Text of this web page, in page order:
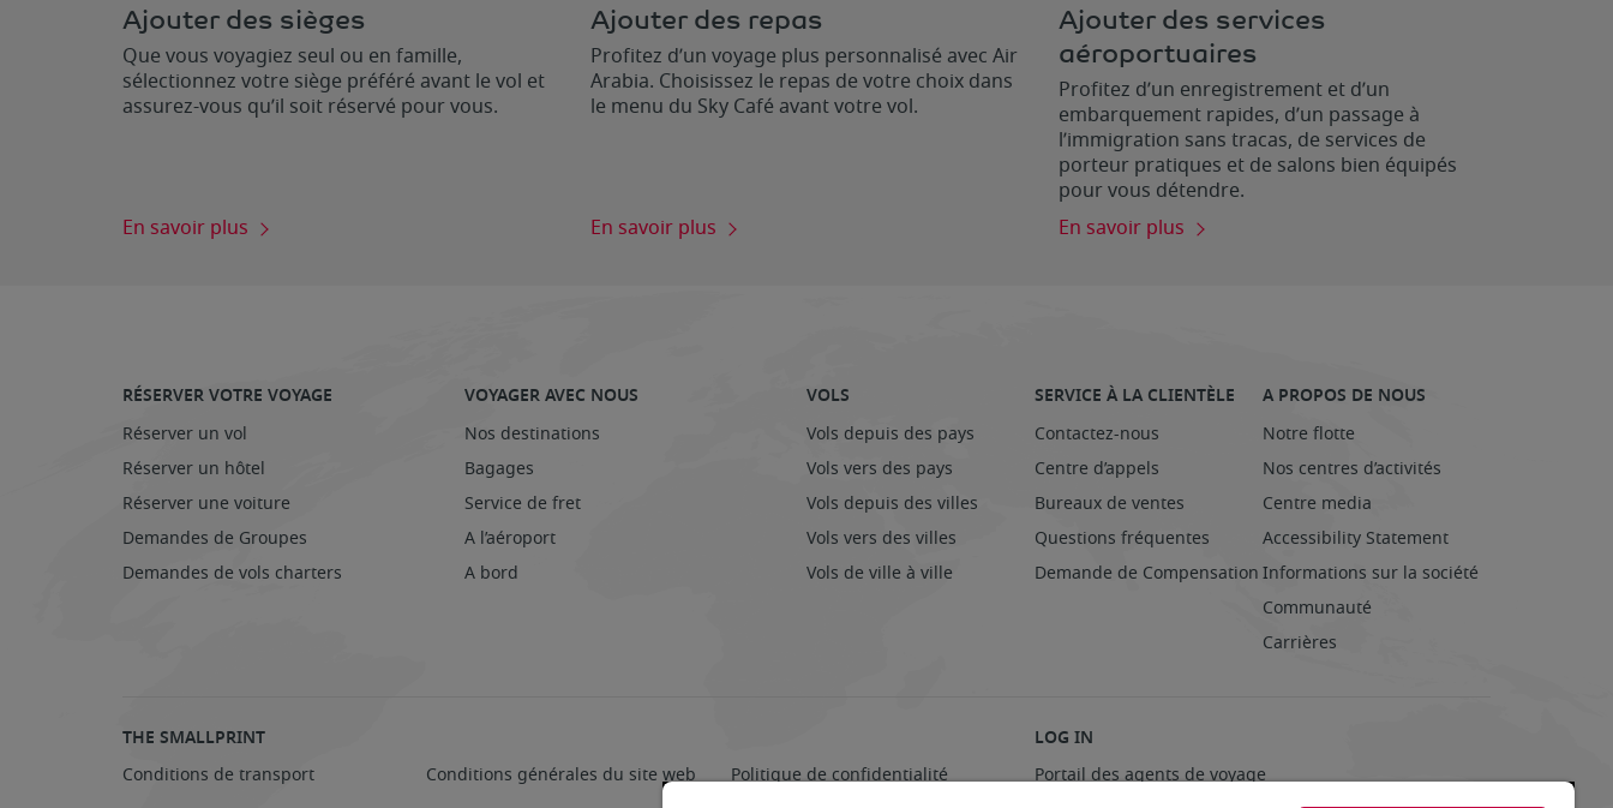
Ajouter des sièges
Que vous voyagiez seul ou en famille,
sélectionnez votre siège préféré avant le vol et
assurez-vous qu’il soit réservé pour vous.
En savoir plus
Ajouter des repas
Profitez d’un voyage plus personnalisé avec Air
Arabia. Choisissez le repas de votre choix dans
le menu du Sky Café avant votre vol.
En savoir plus
Ajouter des services
aéroportuaires
Profitez d’un enregistrement et d’un
embarquement rapides, d’un passage à
l’immigration sans tracas, de services de
porteur pratiques et de salons bien équipés
pour vous détendre.
En savoir plus
RÉSERVER VOTRE VOYAGE
Réserver un vol
Réserver un hôtel
Réserver une voiture
Demandes de Groupes
Demandes de vols charters
VOYAGER AVEC NOUS
Nos destinations
Bagages
Service de fret
A l’aéroport
A bord
VOLS
Vols depuis des pays
Vols vers des pays
Vols depuis des villes
Vols vers des villes
Vols de ville à ville
SERVICE À LA CLIENTÈLE
Contactez-nous
Centre d’appels
Bureaux de ventes
Questions fréquentes
Demande de Compensation
A PROPOS DE NOUS
Notre flotte
Nos centres d’activités
Centre media
Accessibility Statement
Informations sur la société
Communauté
Carrières
THE SMALLPRINT
Conditions de transport
Conditions générales du site web
Politique de confidentialité
LOG IN
Portail des agents de voyage